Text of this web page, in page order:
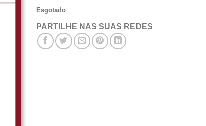
Esgotado
PARTILHE NAS SUAS REDES